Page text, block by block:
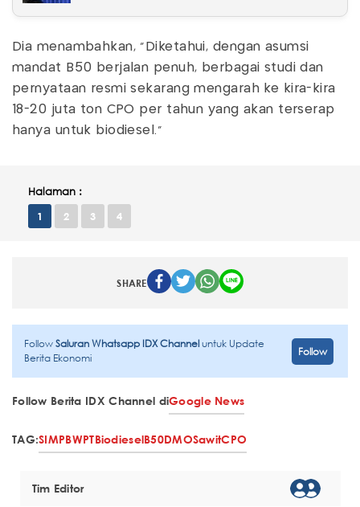
Dia menambahkan, “Diketahui, dengan asumsi
mandat B50 berjalan penuh, berbagai studi dan
pernyataan resmi sekarang mengarah ke kira-kira
18-20 juta ton CPO per tahun yang akan terserap
hanya untuk biodiesel.”
Halaman :
1 2 3 4
SHARE
FollowSaluran Whatsapp IDX Channeluntuk Update
Berita Ekonomi
Follow
Follow Berita IDX Channel diGoogle News
TAG:SIMPBWPTBiodieselB50DMOSawitCPO
Tim Editor